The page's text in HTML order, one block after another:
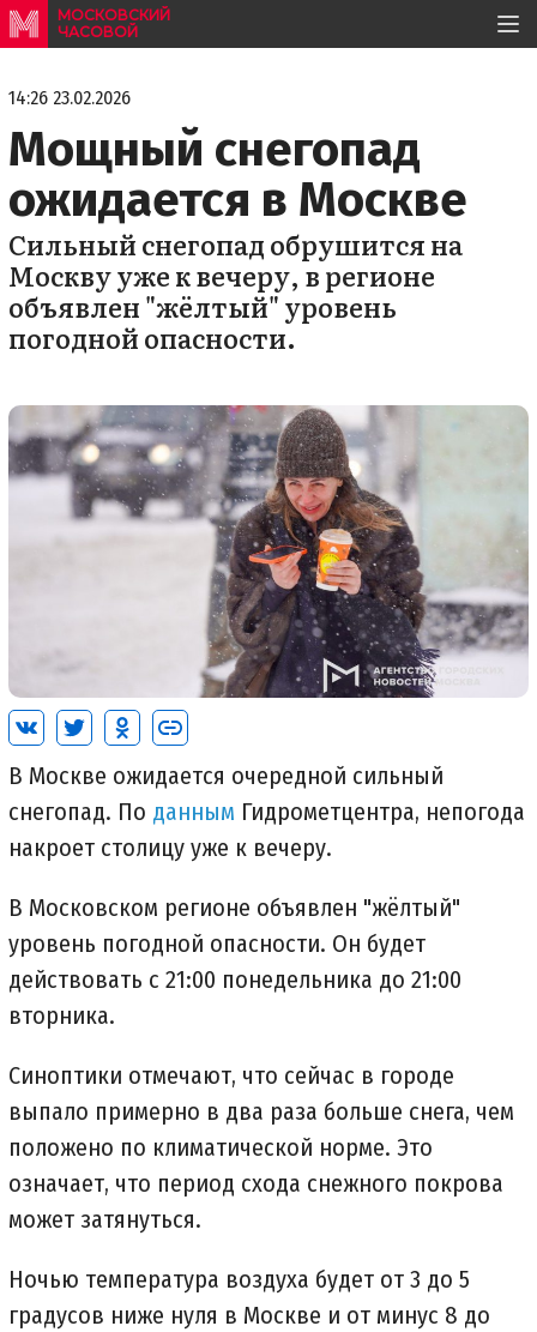
МОСКОВСКИЙ
ЧАСОВОЙ
14:26 23.02.2026
Мощный снегопад
ожидается в Москве
Сильный снегопад обрушится на
Москву уже к вечеру, в регионе
объявлен "жёлтый" уровень
погодной опасности.
В Москве ожидается очередной сильный
снегопад. По данным Гидрометцентра, непогода
накроет столицу уже к вечеру.
В Московском регионе объявлен "жёлтый"
уровень погодной опасности. Он будет
действовать с 21:00 понедельника до 21:00
вторника.
Синоптики отмечают, что сейчас в городе
выпало примерно в два раза больше снега, чем
положено по климатической норме. Это
означает, что период схода снежного покрова
может затянуться.
Ночью температура воздуха будет от 3 до 5
градусов ниже нуля в Москве и от минус 8 до